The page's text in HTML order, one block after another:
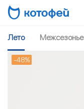
Лето Межсезонье
-48%